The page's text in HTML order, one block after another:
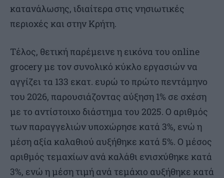
κατανάλωσης, ιδιαίτερα στις νησιωτικές
περιοχές και στην Κρήτη.
Τέλος, θετική παρέμεινε η εικόνα του online
grocery με τον συνολικό κύκλο εργασιών να
αγγίζει τα 133 εκατ. ευρώ το πρώτο πεντάμηνο
του 2026, παρουσιάζοντας αύξηση 1% σε σχέση
με το αντίστοιχο διάστημα του 2025. Ο αριθμός
των παραγγελιών υποχώρησε κατά 3%, ενώ η
μέση αξία καλαθιού αυξήθηκε κατά 5%. Ο μέσος
αριθμός τεμαχίων ανά καλάθι ενισχύθηκε κατά
3%, ενώ η μέση τιμή ανά τεμάχιο αυξήθηκε κατά